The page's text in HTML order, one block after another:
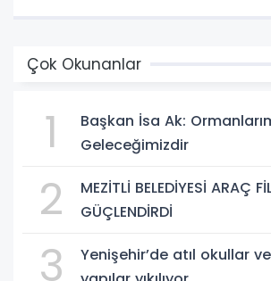
Çok Okunanlar
1
Başkan İsa Ak:
Geleceğimizdir
2
MEZİTLİ BELEDİYESİ ARAÇ
GÜÇLENDİRDİ
3
Yenişehir’de atıl okullar